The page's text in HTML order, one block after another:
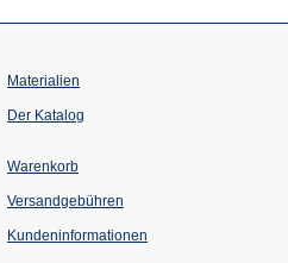
Materialien
Der Katalog
Warenkorb
Versandgebühren
Kundeninformationen